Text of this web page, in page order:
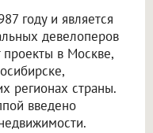
году и является
девелоперов
проекты в Москве,
регионах страны.
введено